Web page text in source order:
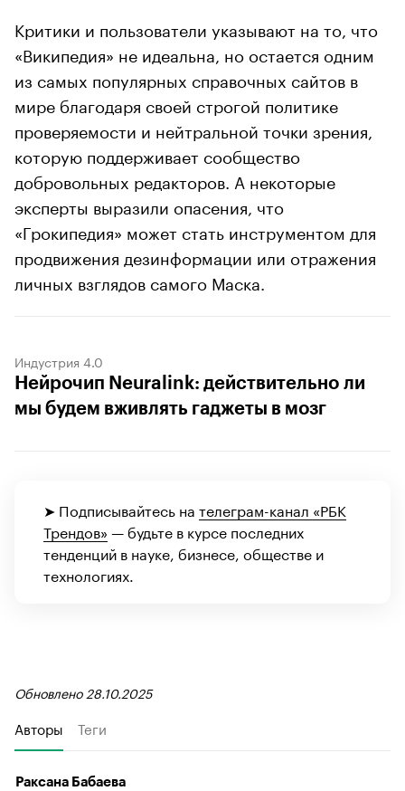
Критики и пользователи указывают на то, что
«Википедия» не идеальна, но остается одним
из самых популярных справочных сайтов в
мире благодаря своей строгой политике
проверяемости и нейтральной точки зрения,
которую поддерживает сообщество
добровольных редакторов. А некоторые
эксперты выразили опасения, что
«Грокипедия» может стать инструментом для
продвижения дезинформации или отражения
личных взглядов самого Маска.
Индустрия 4.0
Нейрочип Neuralink: действительно ли
мы будем вживлять гаджеты в мозг
➤ Подписывайтесь на телеграм-канал «РБК
Трендов» — будьте в курсе последних
тенденций в науке, бизнесе, обществе и
технологиях.
Обновлено 28.10.2025
Авторы Теги
Раксана Бабаева